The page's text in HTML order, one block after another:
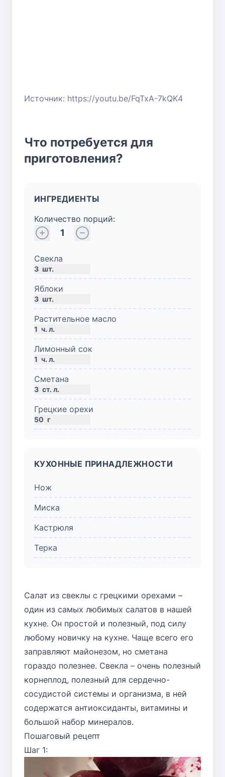
Источник: https://youtu.be/FqTxA-7kQK4
Что потребуется для
приготовления?
ИНГРЕДИЕНТЫ
Количество порций:
1
Свекла
3 шт.
Яблоки
3 шт.
Растительное масло
1 ч. л.
Лимонный сок
1 ч. л.
Сметана
3 ст. л.
Грецкие орехи
50 г
КУХОННЫЕ ПРИНАДЛЕЖНОСТИ
Нож
Миска
Кастрюля
Терка
Салат из свеклы с грецкими орехами –
один из самых любимых салатов в нашей
кухне. Он простой и полезный, под силу
любому новичку на кухне. Чаще всего его
заправляют майонезом, но сметана
гораздо полезнее. Свекла – очень полезный
корнеплод, полезный для сердечно-
сосудистой системы и организма, в ней
содержатся антиоксиданты, витамины и
большой набор минералов.
Пошаговый рецепт
Шаг 1: